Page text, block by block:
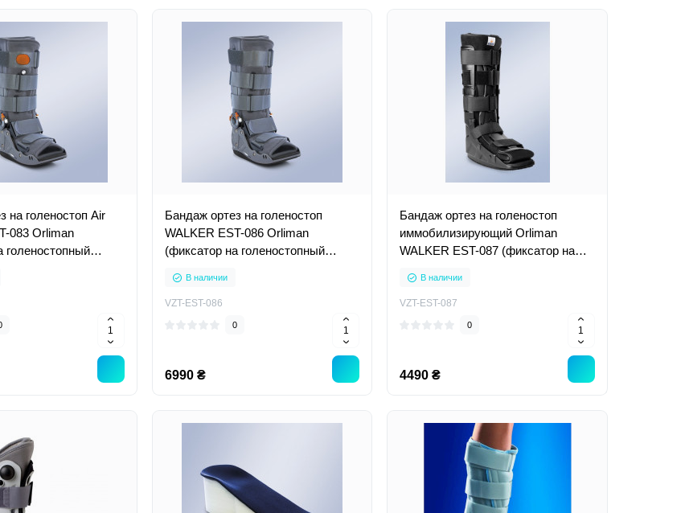
на голеностоп Air
083 Orliman
голеностопный
Бандаж ортез на голеностоп
WALKER EST-086 Orliman
(фиксатор на голеностопный
В наличии
VZT-EST-086
0
6990 ₴
Бандаж ортез на голеностоп
иммобилизирующий Orliman
WALKER EST-087 (фиксатор на
В наличии
VZT-EST-087
0
4490 ₴